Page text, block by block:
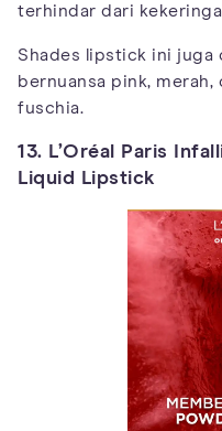
terhindar dari
Shades lipstick ini juga
bernuansa pink,
fuschia.
13. L’Oréal Paris
Liquid Lipstick